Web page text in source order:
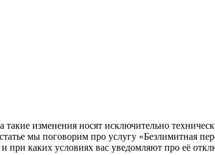
изменения носят исключительно
мы поговорим про услугу «Безлимитная
при каких условиях вас уведомляют про её